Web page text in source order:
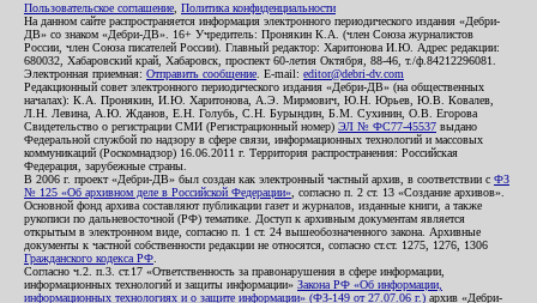
Пользовательское соглашение Политика конфиденциальности
На данном сайте распространяется информация электронного периодического издания «Дебри-
ДВ» со знаком «Дебри-ДВ». 16+ Учредитель: Пронякин К.А. (член Союза журналистов
России, член Союза писателей России). Главный редактор: Харитонова И.Ю. Адрес редакции:
680032, Хабаровский край, Хабаровск, проспект 60-летия Октября, 88-46, т./ф.84212296081.
Электронная приемная: Отправить сообщение . E-mail: editor@debri-dv.com
Редакционный совет электронного периодического издания «Дебри-ДВ» (на общественных
началах): К.А. Пронякин, И.Ю. Харитонова, А.Э. Мирмович, Ю.Н. Юрьев, Ю.В. Ковалев,
Л.Н. Левина, А.Ю. Жданов, Е.Н. Голубь, С.Н. Бурындин, Б.М. Сухинин, О.В. Егорова
Свидетельство о регистрации СМИ (Регистрационный номер) ЭЛ № ФС77-45537 выдано
Федеральной службой по надзору в сфере связи, информационных технологий и массовых
коммуникаций (Роскомнадзор) 16.06.2011 г. Территория распространения: Российская
Федерация, зарубежные страны.
В 2006 г. проект «Дебри-ДВ» был создан как электронный частный архив, в соответствии с ФЗ
№ 125 «Об архивном деле в Российской Федерации» , согласно п. 2 ст. 13 «Создание архивов».
Основной фонд архива составляют публикации газет и журналов, изданные книги, а также
рукописи по дальневосточной (РФ) тематике. Доступ к архивным документам является
открытым в электронном виде, согласно п. 1 ст. 24 вышеобозначенного закона. Архивные
документы к частной собственности редакции не относятся, согласно ст.ст. 1275, 1276, 1306
Гражданского кодекса РФ
Согласно ч.2. п.3. ст.17 «Ответственность за правонарушения в сфере информации,
информационных технологий и защиты информации» Закона РФ «Об информации,
информационных технологиях и о защите информации» (ФЗ-149 от 27.07.06 г.) архив «Дебри-